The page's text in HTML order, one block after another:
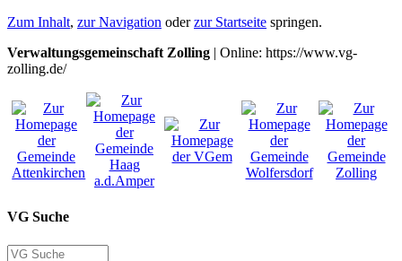
Zum Inhalt, zur Navigation oderzur Startseite springen.
Verwaltungsgemeinschaft Zolling | Online: https://www.vg-
zolling.de/
VG Suche